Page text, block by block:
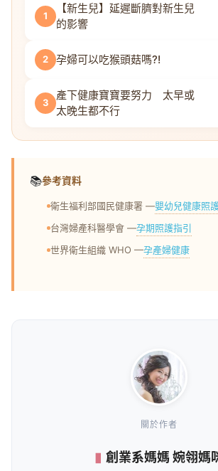
1
【新生兒】延遲斷臍對新生兒
的影響
2 孕婦可以吃猴頭菇嗎?!
3
產下健康寶寶要努力 太早或
太晚生都不行
📚參考資料
衛生福利部國民健康署 —嬰幼兒健康照
台灣婦產科醫學會 —孕期照護指引
世界衛生組織 WHO —孕產婦健康
關於作者
創業系媽媽 婉翎媽